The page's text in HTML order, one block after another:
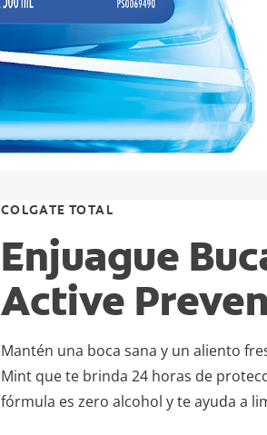
COLGATE TOTAL
Enjuague
Active
Mantén una boca sana y un aliento
Mint que te brinda 24 horas de
fórmula es zero alcohol y te ayuda a